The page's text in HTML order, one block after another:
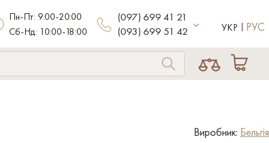
Пн-Пт: 9:00-20:00
Сб-Нд: 10:00-18:00
(097) 699 41 21
(093) 699 51 42
УКР РУС
Виробник: Бельгія